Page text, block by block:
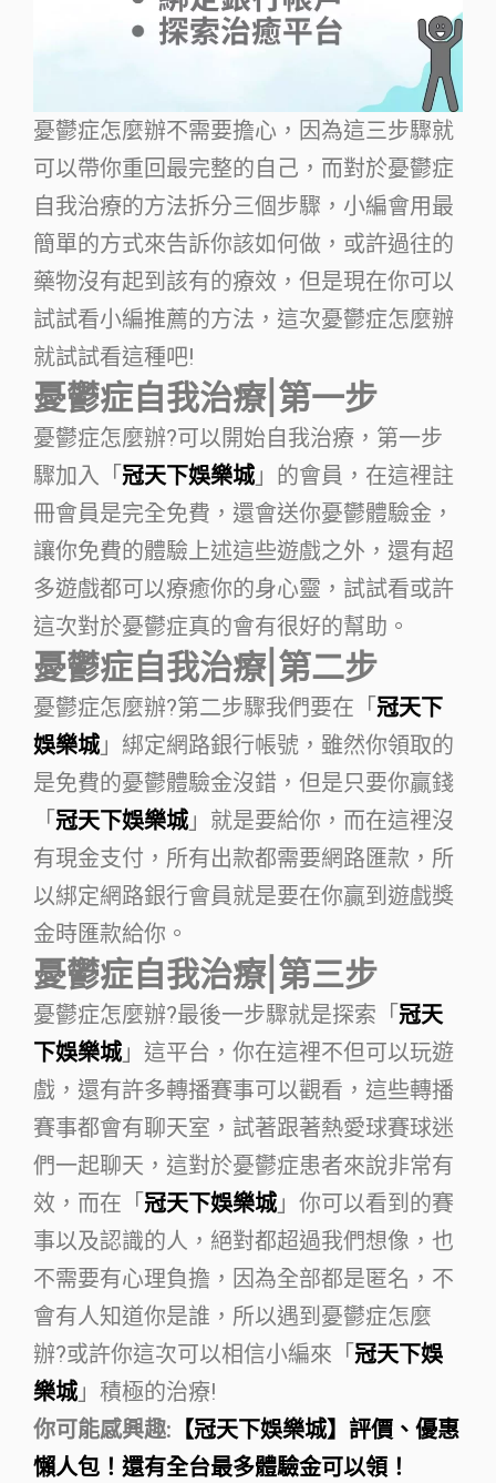
憂鬱症怎麼辦不需要擔心，因為這三步驟就
可以帶你重回最完整的自己，而對於憂鬱症
自我治療的方法拆分三個步驟，小編會用最
簡單的方式來告訴你該如何做，或許過往的
藥物沒有起到該有的療效，但是現在你可以
試試看小編推薦的方法，這次憂鬱症怎麼辦
就試試看這種吧!
憂鬱症自我治療|第一步
憂鬱症怎麼辦?可以開始自我治療，第一步
驟加入「 冠天下娛樂城」的會員，在這裡註
冊會員是完全免費，還會送你憂鬱體驗金，
讓你免費的體驗上述這些遊戲之外，還有超
多遊戲都可以療癒你的身心靈，試試看或許
這次對於憂鬱症真的會有很好的幫助。
憂鬱症自我治療|第二步
憂鬱症怎麼辦?第二步驟我們要在「 冠天下
娛樂城」綁定網路銀行帳號，雖然你領取的
是免費的憂鬱體驗金沒錯，但是只要你贏錢
「 冠天下娛樂城」就是要給你，而在這裡沒
有現金支付，所有出款都需要網路匯款，所
以綁定網路銀行會員就是要在你贏到遊戲獎
金時匯款給你。
憂鬱症自我治療|第三步
憂鬱症怎麼辦?最後一步驟就是探索「 冠天
下娛樂城」這平台，你在這裡不但可以玩遊
戲，還有許多轉播賽事可以觀看，這些轉播
賽事都會有聊天室，試著跟著熱愛球賽球迷
們一起聊天，這對於憂鬱症患者來說非常有
效，而在「 冠天下娛樂城」你可以看到的賽
事以及認識的人，絕對都超過我們想像，也
不需要有心理負擔，因為全部都是匿名，不
會有人知道你是誰，所以遇到憂鬱症怎麼
辦?或許你這次可以相信小編來「 冠天下娛
樂城」積極的治療!
你可能感興趣: 【冠天下娛樂城】評價、優惠
懶人包！還有全台最多體驗金可以領！